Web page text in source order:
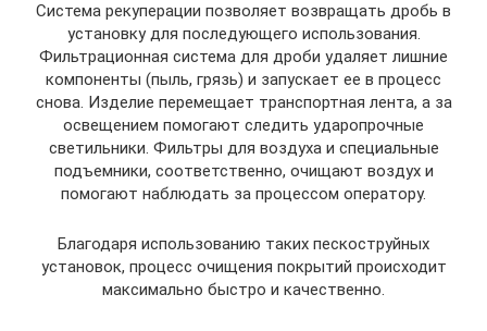
Система рекуперации позволяет возвращать дробь в
установку для последующего использования.
Фильтрационная система для дроби удаляет лишние
компоненты (пыль, грязь) и запускает ее в процесс
снова. Изделие перемещает транспортная лента, а за
освещением помогают следить ударопрочные
светильники. Фильтры для воздуха и специальные
подъемники, соответственно, очищают воздух и
помогают наблюдать за процессом оператору.
Благодаря использованию таких пескоструйных
установок, процесс очищения покрытий происходит
максимально быстро и качественно.